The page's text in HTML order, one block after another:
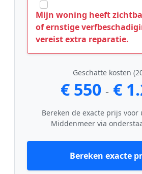
Mijn woning heeft
of ernstige
vereist extra reparatie.
Geschatte kosten
€ 550 - €
Bereken de exacte prijs
Middenmeer via
Bereken exacte